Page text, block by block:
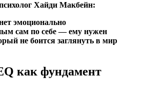
Хайди Макбейн:
эмоционально
сам по себе — ему нужен
не боится заглянуть в мир
как фундамент